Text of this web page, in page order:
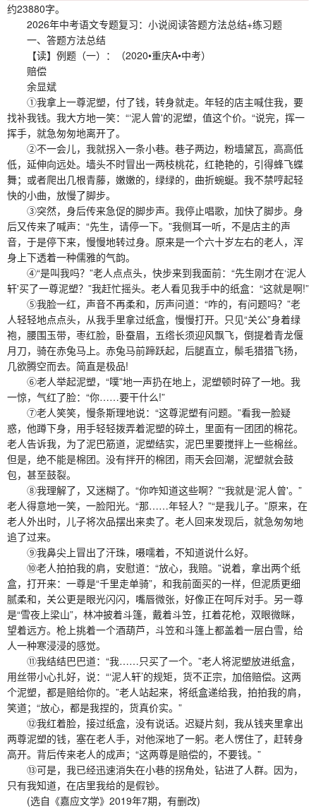
约23880字。
2026年中考语文专题复习：小说阅读答题方法总结+练习题
一、答题方法总结
【读】例题（一）：（2020•重庆A•中考）
赔偿
余显斌
①我拿上一尊泥塑，付了钱，转身就走。年轻的店主喊住我，要
找补我钱。我大方地一笑：“‘泥人曾'的泥塑，值这个价。“说完，挥一
挥手，就急匆匆地离开了。
②不一会儿，我就拐入一条小巷。巷子两边，粉墙黛瓦，高高低
低，延伸向远处。墙头不时冒出一两枝桃花，红艳艳的，引得蜂飞蝶
舞；或者爬出几根青藤，嫩嫩的，绿绿的，曲折蜿蜒。我不禁哼起轻
快的小曲，放慢了脚步。
③突然，身后传来急促的脚步声。我停止唱歌，加快了脚步。身
后又传来了喊声：“先生，请停一下。”我侧耳一听，不是店主的声
音，于是停下来，慢慢地转过身。原来是一个六十岁左右的老人，浑
身上下透着一种儒雅的气韵。
④“是叫我吗？”老人点点头，快步来到我面前：“先生刚才在‘泥人
轩'买了一尊泥塑？”我赶忙摇头。老人看见我手中的纸盒：“这就是啊!”
⑤我脸一红，声音不再柔和，厉声问道：“咋的，有问题吗？”老
人轻轻地点点头，从我手里拿过纸盒，慢慢打开。只见“关公”身着绿
袍，腰围玉带，枣红脸，卧蚕眉，五绺长须迎风飘飞，倒提着青龙偃
月刀，骑在赤兔马上。赤兔马前蹄跃起，后腿直立，鬃毛猎猎飞扬，
几欲腾空而去。简直是极品!
⑥老人举起泥塑，“噗”地一声扔在地上，泥塑顿时碎了一地。我
一惊，气红了脸：“你……要干什么!”
⑦老人笑笑，慢条斯理地说：“这尊泥塑有问题。”看我一脸疑
惑，他蹲下身，用手轻轻拨弄着泥塑的碎土，里面有一团团的棉花。
老人告诉我，为了泥巴筋道，泥塑结实，泥巴里要搅拌上一些棉丝。
但是，绝不能是棉团。没有拌开的棉团，雨天会回潮，泥塑就会鼓
包，甚至鼓裂。
⑧我理解了，又迷糊了。“你咋知道这些啊？”“我就是‘泥人曾'。”
老人得意地一笑，一脸阳光。“那……年轻人？”“是我儿子。”原来，在
老人外出时，儿子将次品摆出来卖了。老人回来发现后，就急匆匆地
追了过来。
⑨我鼻尖上冒出了汗珠，嗫嚅着，不知道说什么好。
⑩老人拍拍我的肩，安慰道：“放心，我赔。”说着，拿出两个纸
盒，打开来：一尊是“千里走单骑”，和我前面买的一样，但泥质更细
腻柔和，关公更是眼光闪闪，嘴唇微张，好像正在呵斥对手。另一尊
是“雪夜上梁山”，林冲披着斗篷，戴着斗笠，扛着花枪，双眼微眯，
望着远方。枪上挑着一个酒葫芦，斗笠和斗篷上都盖着一层白雪，给
人一种寒浸浸的感觉。
⑪我结结巴巴道：“我……只买了一个。”老人将泥塑放进纸盒，
用丝带小心扎好，说：“‘泥人轩’的规矩，货不正宗，加倍赔偿。这两
个泥塑，都是赔给你的。”老人站起来，将纸盒递给我，拍拍我的肩，
笑道；“放心，都是我捏的，货真价实。”
⑫我红着脸，接过纸盒，没有说话。迟疑片刻，我从钱夹里拿出
两尊泥塑的钱，塞在老人手，对他深地了一躬。老人愣住了，赶转身
高开。背后传来老人的成声；“这两尊是赔偿的，不要钱。”
⑬可是，我已经迅速消失在小巷的拐角处，钻进了人群。因为，
只有我知道，在店里我给的是假钞。
(选自《嘉应文学》2019年7期，有删改)